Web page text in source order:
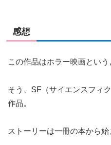
感想
この作品はホラー映画という
そう、SF（サイエンスフィ
作品。
ストーリーは一冊の本から始